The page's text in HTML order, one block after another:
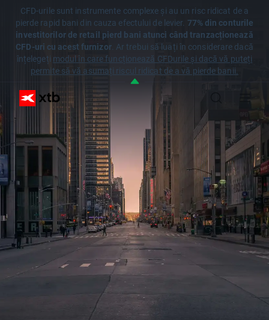
CFD-urile sunt instrumente complexe și au un risc ridicat de a
pierde rapid bani din cauza efectului de levier. 77% din conturile
investitorilor de retail pierd bani atunci când tranzacționează
CFD-uri cu acest furnizor. Ar trebui să luați în considerare dacă
înțelegeți modul în care funcționează CFDurile și dacă vă puteți
permite să vă asumați riscul ridicat de a vă pierde banii.